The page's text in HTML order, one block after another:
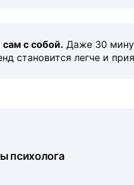
с собой. Даже 30
становится легче и
психолога